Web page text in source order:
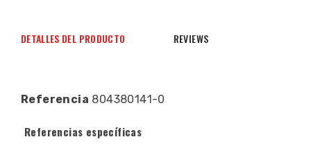
DETALLES DEL PRODUCTO REVIEWS
Referencia 804380141-0
Referencias específicas